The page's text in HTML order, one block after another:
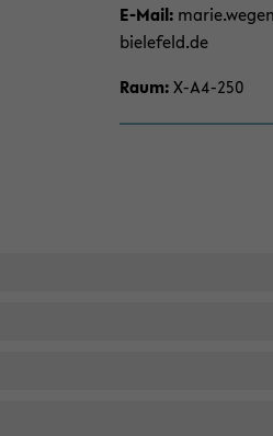
on
wech­
E-​Mail:
bielefeld.de
Raum:X-​A4-250